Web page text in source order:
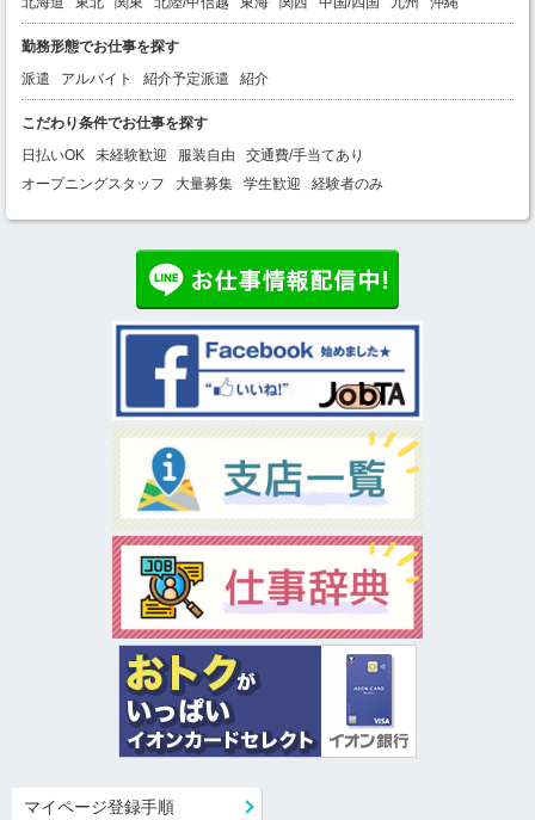
勤務形態でお仕事を探す
派遣
アルバイト 紹介予定派遣 紹介
こだわり条件でお仕事を探す
日払いOK
未経験歓迎 服装自由
交通費/手当てあり
オープニングスタッフ
大量募集 学生歓迎 経験者のみ
マイページ登録手順